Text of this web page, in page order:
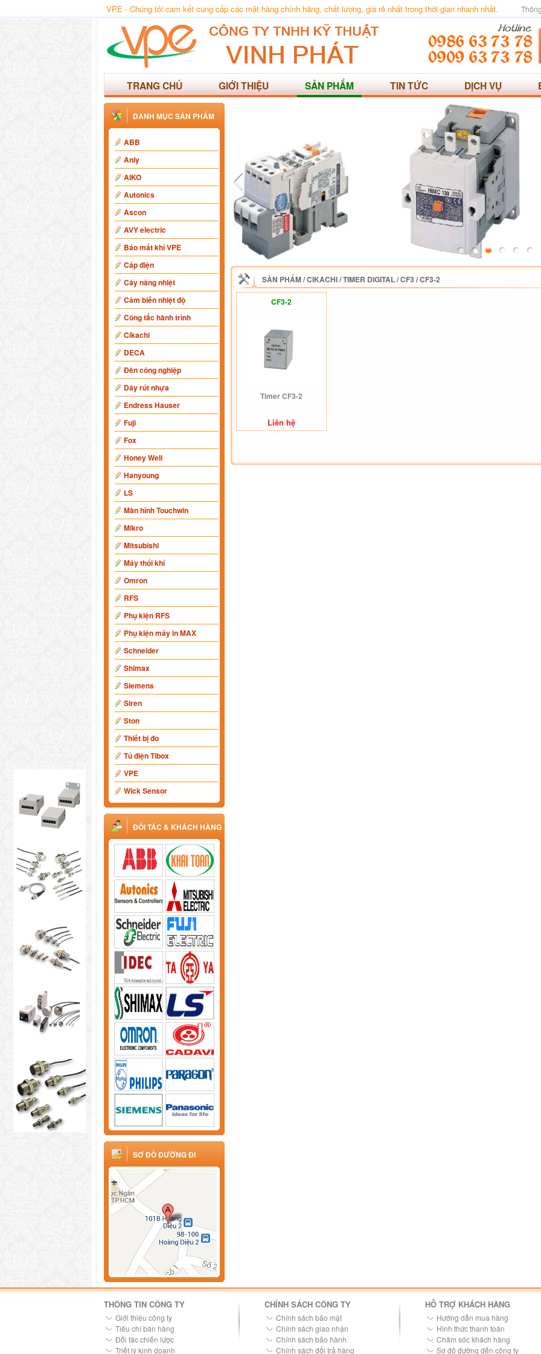
VPE - Chúng tôi cam kết cung cấp các mặt hàng chính hãng, chất lượng, giá rẻ nhất trong thời gian nhanh nhất.
TRANG CHỦ GIỚI THIỆU SẢN PHẨM TIN TỨC DỊCH VỤ
DANH MỤC SẢN PHẨM
ABB
Anly
AIKO
Autonics
Ascon
AVY electric
Báo mất khí VPE
Cáp điện
Cây nâng nhiệt
Cảm biến nhiệt độ
Công tắc hành trình
Cikachi
DECA
Đèn công nghiệp
Dây rút nhựa
Endress Hauser
Fuji
Fox
Honey Well
Hanyoung
LS
Màn hình Touchwin
Mikro
Mitsubishi
Máy thổi khí
Omron
RFS
Phụ kiện RFS
Phụ kiện máy in MAX
Schneider
Shimax
Siemens
Siren
Ston
Thiết bị đo
Tủ điện Tibox
VPE
Wick Sensor
ĐỐI TÁC & KHÁCH HÀNG
SƠ ĐỒ ĐƯỜNG ĐI
SẢN PHẨM/CIKACHI/TIMER DIGITAL/CF3 /CF3-2
CF3-2
Timer CF3-2
Liên hệ
THÔNG TIN CÔNG TY
Giới thiệu công ty
Tiêu chí bán hàng
Đối tác chiến lược
Triết lý kinh doanh
CHÍNH SÁCH CÔNG TY
Chính sách bảo mật
Chính sách giao nhận
Chính sách bảo hành
Chính sách đổi trả hàng
HỖ TRỢ KHÁCH HÀNG
Hướng dẫn mua hàng
Hình thức thanh toán
Chăm sóc khách hàng
Sơ đồ đường đến công ty